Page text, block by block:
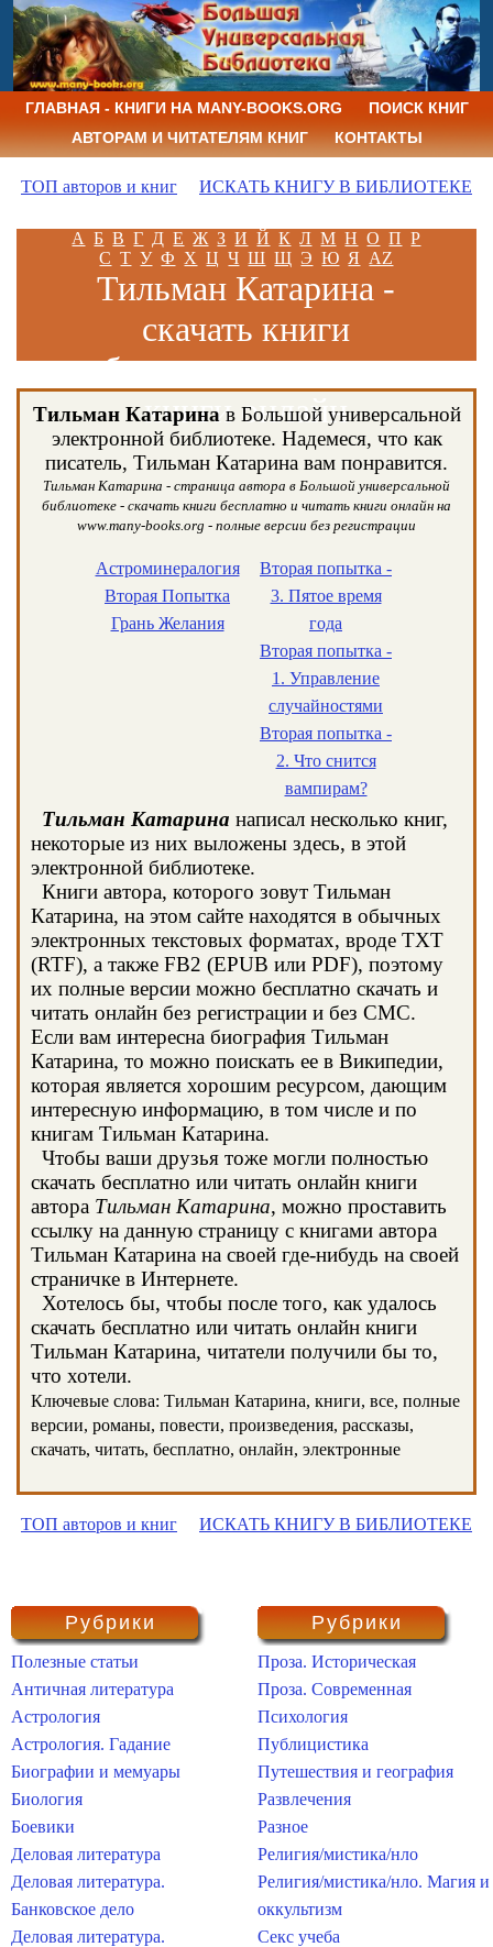
ГЛАВНАЯ - КНИГИ НА MANY-BOOKS.ORG
ПОИСК КНИГ
АВТОРАМ И ЧИТАТЕЛЯМ КНИГ
КОНТАКТЫ
ТОП авторов и книг ИСКАТЬ КНИГУ В БИБЛИОТЕКЕ
А Б В Г Д Е Ж З И Й К Л М Н О П Р
С Т У Ф Х Ц Ч Ш Щ Э Ю Я AZ
Тильман Катарина -
скачать книги
бесплатно и читать
книги онлайн
Тильман Катарина в Большой универсальной
электронной библиотеке. Надемеся, что как
писатель, Тильман Катарина вам понравится.
Тильман Катарина - страница автора в Большой универсальной
библиотеке - скачать книги бесплатно и читать книги онлайн на
www.many-books.org - полные версии без регистрации
Астроминералогия
Вторая Попытка
Грань Желания
Вторая попытка -
3. Пятое время
года
Вторая попытка -
1. Управление
случайностями
Вторая попытка -
2. Что снится
вампирам?
Тильман Катарина написал несколько книг,
некоторые из них выложены здесь, в этой
электронной библиотеке.
Книги автора, которого зовут Тильман
Катарина, на этом сайте находятся в обычных
электронных текстовых форматах, вроде TXT
(RTF), а также FB2 (EPUB или PDF), поэтому
их полные версии можно бесплатно скачать и
читать онлайн без регистрации и без СМС.
Если вам интересна биография Тильман
Катарина, то можно поискать ее в Википедии,
которая является хорошим ресурсом, дающим
интересную информацию, в том числе и по
книгам Тильман Катарина.
Чтобы ваши друзья тоже могли полностью
скачать бесплатно или читать онлайн книги
автора Тильман Катарина, можно проставить
ссылку на данную страницу с книгами автора
Тильман Катарина на своей где-нибудь на своей
страничке в Интернете.
Хотелось бы, чтобы после того, как удалось
скачать бесплатно или читать онлайн книги
Тильман Катарина, читатели получили бы то,
что хотели.
Ключевые слова: Тильман Катарина, книги, все, полные
версии, романы, повести, произведения, рассказы,
скачать, читать, бесплатно, онлайн, электронные
ТОП авторов и книг ИСКАТЬ КНИГУ В БИБЛИОТЕКЕ
Рубрики
Полезные статьи
Античная литература
Астрология
Астрология. Гадание
Биографии и мемуары
Биология
Боевики
Деловая литература
Деловая литература.
Банковское дело
Деловая литература.
Рубрики
Проза. Историческая
Проза. Современная
Психология
Публицистика
Путешествия и география
Развлечения
Разное
Религия/мистика/нло
Религия/мистика/нло. Магия и
оккультизм
Секс учеба